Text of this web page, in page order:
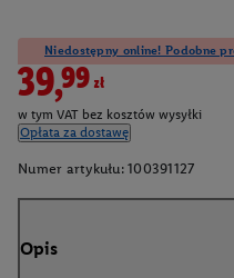
Niedostępny online! Podobne
39,99zł
w tym VAT bez kosztów wysyłki
Opłata za dostawę
Numer artykułu: 100391127
Opis